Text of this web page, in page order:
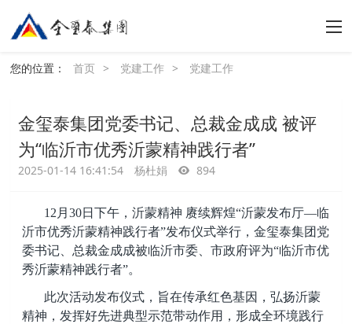
您的位置： 首页 > 党建工作 > 党建工作
金玺泰集团党委书记、总裁金成成 被评
为“临沂市优秀沂蒙精神践行者”
2025-01-14 16:41:54 杨杜娟 894
12月30日下午，沂蒙精神 赓续辉煌“沂蒙发布厅—临
沂市优秀沂蒙精神践行者”发布仪式举行，金玺泰集团党
委书记、总裁金成成被临沂市委、市政府评为“临沂市优
秀沂蒙精神践行者”。
此次活动发布仪式，旨在传承红色基因，弘扬沂蒙
精神，发挥好先进典型示范带动作用，形成全环境践行